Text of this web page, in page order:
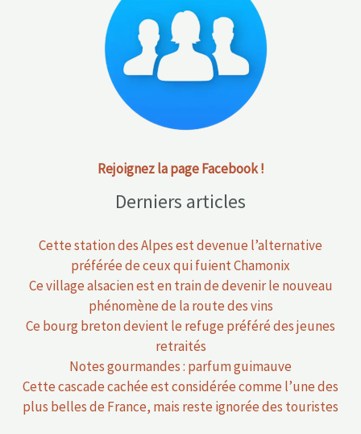
Rejoignez la page Facebook !
Derniers articles
Cette station des Alpes est devenue l’alternative
préférée de ceux qui fuient Chamonix
Ce village alsacien est en train de devenir le nouveau
phénomène de la route des vins
Ce bourg breton devient le refuge préféré des jeunes
retraités
Notes gourmandes : parfum guimauve
Cette cascade cachée est considérée comme l’une des
plus belles de France, mais reste ignorée des touristes